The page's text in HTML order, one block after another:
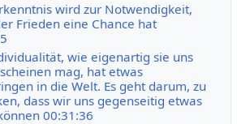
wird zur Notwendigkeit,
Frieden eine Chance hat
wie eigenartig sie uns
mag, hat etwas
in die Welt. Es geht darum, zu
dass wir uns gegenseitig etwas
00:31:36